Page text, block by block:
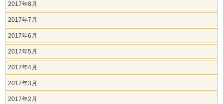
2017年8月
2017年7月
2017年6月
2017年5月
2017年4月
2017年3月
2017年2月